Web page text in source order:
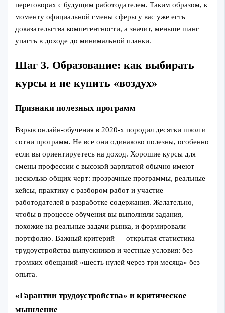
переговорах с будущим работодателем. Таким образом, к
моменту официальной смены сферы у вас уже есть
доказательства компетентности, а значит, меньше шанс
упасть в доходе до минимальной планки.
Шаг 3. Образование: как выбирать
курсы и не купить «воздух»
Признаки полезных программ
Взрыв онлайн-обучения в 2020-х породил десятки школ и
сотни программ. Не все они одинаково полезны, особенно
если вы ориентируетесь на доход. Хорошие курсы для
смены профессии с высокой зарплатой обычно имеют
несколько общих черт: прозрачные программы, реальные
кейсы, практику с разбором работ и участие
работодателей в разработке содержания. Желательно,
чтобы в процессе обучения вы выполняли задания,
похожие на реальные задачи рынка, и формировали
портфолио. Важный критерий — открытая статистика
трудоустройства выпускников и честные условия: без
громких обещаний «шесть нулей через три месяца» без
опыта.
«Гарантии трудоустройства» и критическое
мышление